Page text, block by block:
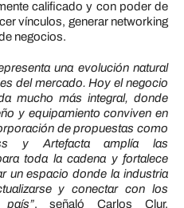
calificado y con poder de
vínculos, generar networking
negocios.
una evolución natural
del mercado. Hoy el negocio
mucho más integral, donde
y equipamiento conviven en
de propuestas como
y Artefacta amplía las
toda la cadena y fortalece
un espacio donde la industria
y conectar con los
, señaló Carlos Clur,